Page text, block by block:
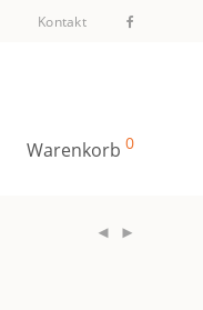
Kontakt
Warenkorb 0